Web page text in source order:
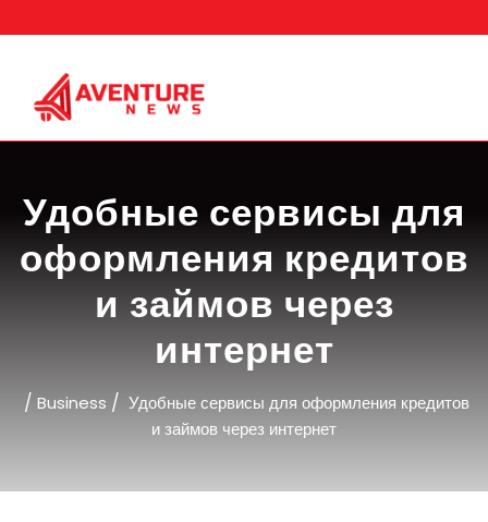
to
Удобные сервисы для
оформления кредитов
и займов через
интернет
/ Business / Удобные сервисы для оформления кредитов
и займов через интернет